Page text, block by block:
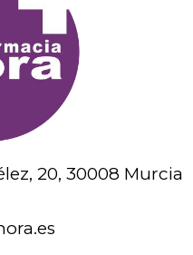
20, 30008 Murcia